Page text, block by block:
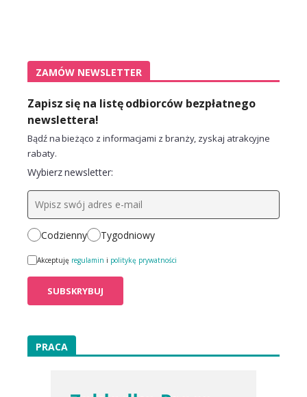
ZAMÓW NEWSLETTER
Zapisz się na listę odbiorców bezpłatnego
newslettera!
Bądź na bieżąco z informacjami z branży, zyskaj atrakcyjne
rabaty.
Wybierz newsletter:
Codzienny Tygodniowy
Akceptuję regulamin i politykę prywatności
PRACA